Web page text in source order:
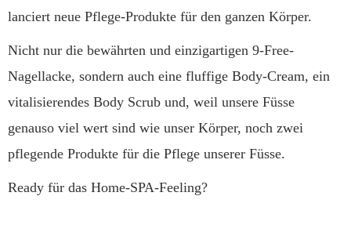
lanciert neue Pflege-Produkte für den ganzen Körper.
Nicht nur die bewährten und einzigartigen 9-Free-
Nagellacke, sondern auch eine fluffige Body-Cream, ein
vitalisierendes Body Scrub und, weil unsere Füsse
genauso viel wert sind wie unser Körper, noch zwei
pflegende Produkte für die Pflege unserer Füsse.
Ready für das Home-SPA-Feeling?